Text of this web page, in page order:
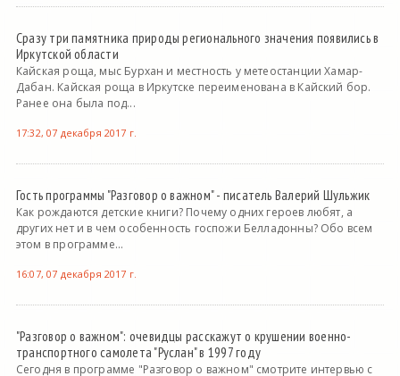
Сразу три памятника природы регионального значения появились в
Иркутской области
Кайская роща, мыс Бурхан и местность у метеостанции Хамар-
Дабан. Кайская роща в Иркутске переименована в Кайский бор.
Ранее она была под...
17:32, 07 декабря 2017 г.
Гость программы "Разговор о важном" - писатель Валерий Шульжик
Как рождаются детские книги? Почему одних героев любят, а
других нет и в чем особенность госпожи Белладонны? Обо всем
этом в программе...
16:07, 07 декабря 2017 г.
"Разговор о важном": очевидцы расскажут о крушении военно-
транспортного самолета "Руслан" в 1997 году
Сегодня в программе "Разговор о важном" смотрите интервью с